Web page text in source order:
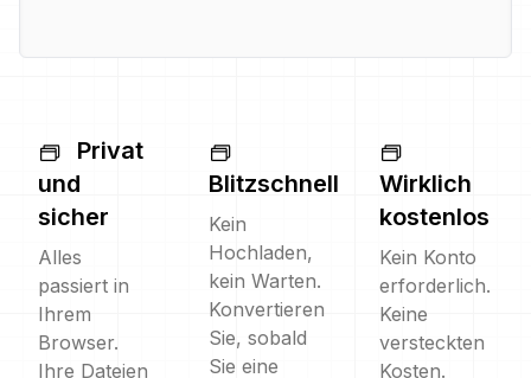
Privat
und
sicher
Alles
passiert in
Ihrem
Browser.
Ihre Dateien
Blitzschnell
Kein
Hochladen,
kein Warten.
Konvertieren
Sie, sobald
Sie eine
Wirklich
kostenlos
Kein Konto
erforderlich.
Keine
versteckten
Kosten.